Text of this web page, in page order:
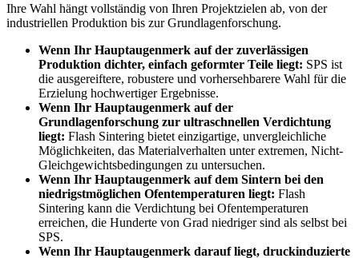
Ihre Wahl hängt vollständig von Ihren Projektzielen ab, von der
industriellen Produktion bis zur Grundlagenforschung.
Wenn Ihr Hauptaugenmerk auf der zuverlässigen
Produktion dichter, einfach geformter Teile liegt: SPS ist
die ausgereiftere, robustere und vorhersehbarere Wahl für die
Erzielung hochwertiger Ergebnisse.
Wenn Ihr Hauptaugenmerk auf der
Grundlagenforschung zur ultraschnellen Verdichtung
liegt: Flash Sintering bietet einzigartige, unvergleichliche
Möglichkeiten, das Materialverhalten unter extremen, Nicht-
Gleichgewichtsbedingungen zu untersuchen.
Wenn Ihr Hauptaugenmerk auf dem Sintern bei den
niedrigstmöglichen Ofentemperaturen liegt: Flash
Sintering kann die Verdichtung bei Ofentemperaturen
erreichen, die Hunderte von Grad niedriger sind als selbst bei
SPS.
Wenn Ihr Hauptaugenmerk darauf liegt, druckinduzierte